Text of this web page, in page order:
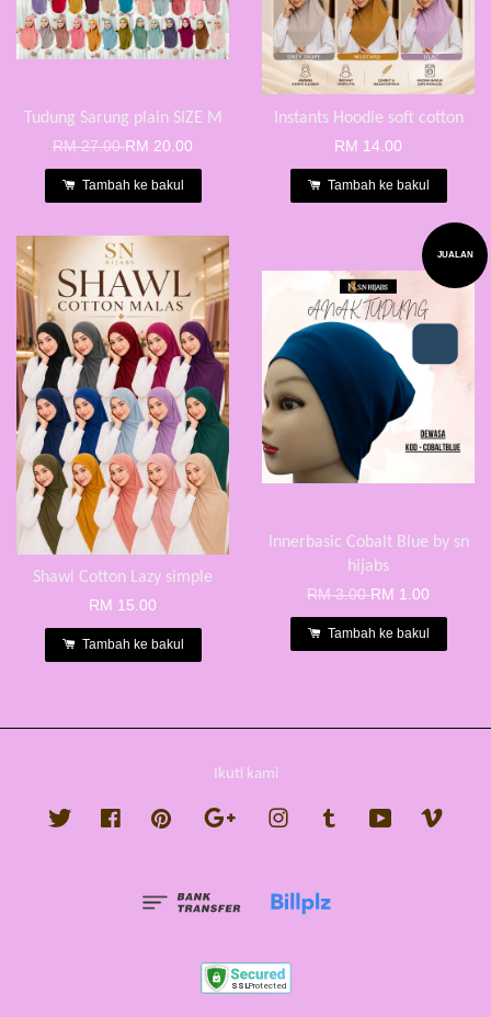
Tudung Sarung plain SIZE M
RM 27.00RM 20.00
Tambah ke bakul
Instants Hoodie soft cotton
RM 14.00
Tambah ke bakul
Shawl Cotton Lazy simple
RM 15.00
Tambah ke bakul
JUALAN
Innerbasic Cobalt Blue by sn
hijabs
RM 3.00RM 1.00
Tambah ke bakul
Ikuti kami
Twitter FacebookPinterest Google InstagramTumblr YouTube